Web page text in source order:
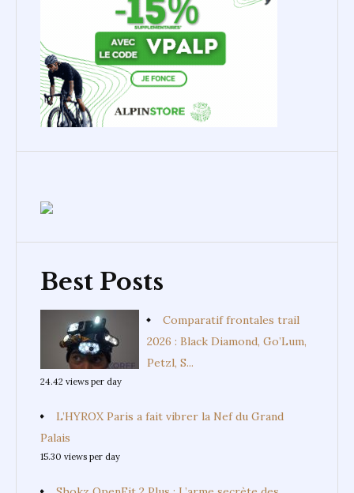
Best Posts
Comparatif frontales trail
2026 : Black Diamond, Go’Lum,
Petzl, S...
24.42 views per day
L’HYROX Paris a fait vibrer la Nef du Grand
Palais
15.30 views per day